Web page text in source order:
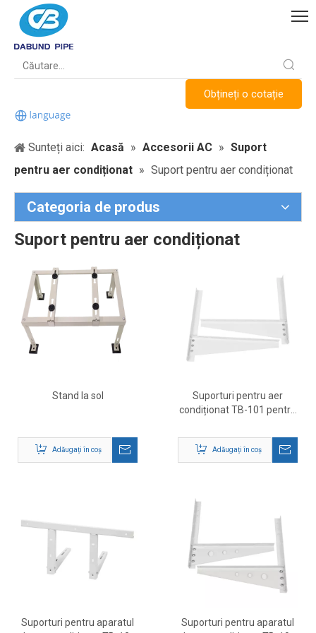
Obțineți o cotație
Sunteți aici: Acasă » Accesorii AC » Suport
pentru aer condiționat » Suport pentru aer condiționat
Categoria de produs
Suport pentru aer condiționat
Stand la sol
Adăugați în coș
Suporturi pentru aer
condiționat TB-101 pentru
pentru montare pe perete
AC în aer liber
Adăugați în coș
Suporturi pentru aparatul
Suporturi pentru aparatul